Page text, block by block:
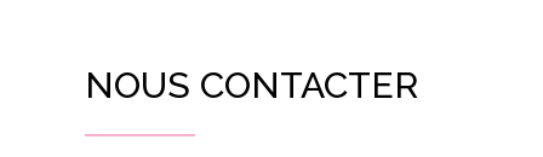
NOUS CONTACTER